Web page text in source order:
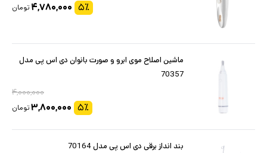
۵٪ ۴,۷۸۰,۰۰۰ تومان
ماشین اصلاح موی ابرو و صورت بانوان دی اس پی مدل
70357
۴,۰۰۰,۰۰۰
۵٪ ۳,۸۰۰,۰۰۰تومان
بند انداز برقی دی اس پی مدل 70164